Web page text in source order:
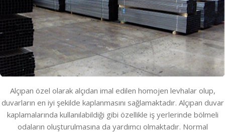
Alçıpan özel olarak alçıdan imal edilen homojen levhalar olup,
duvarların en iyi şekilde kaplanmasını sağlamaktadır. Alçıpan duvar
kaplamalarında kullanılabildiği gibi özellikle iş yerlerinde bölmeli
odaların oluşturulmasına da yardımcı olmaktadır. Normal